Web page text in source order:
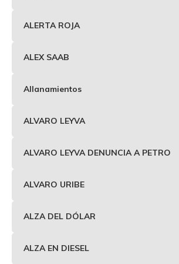
ALERTA ROJA
ALEX SAAB
Allanamientos
ALVARO LEYVA
ALVARO LEYVA DENUNCIA A PETRO
ALVARO URIBE
ALZA DEL DÓLAR
ALZA EN DIESEL